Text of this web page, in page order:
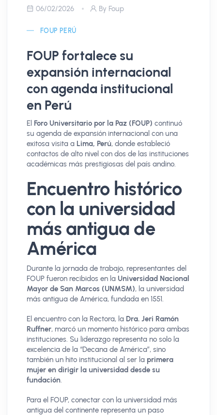
06/02/2026 By Foup
FOUP PERÚ
FOUP fortalece su
expansión internacional
con agenda institucional
en Perú
El Foro Universitario por la Paz (FOUP) continuó
su agenda de expansión internacional con una
exitosa visita a Lima, Perú, donde estableció
contactos de alto nivel con dos de las instituciones
académicas más prestigiosas del país andino.
Encuentro histórico
con la universidad
más antigua de
América
Durante la jornada de trabajo, representantes del
FOUP fueron recibidos en la Universidad Nacional
Mayor de San Marcos (UNMSM), la universidad
más antigua de América, fundada en 1551.
El encuentro con la Rectora, la Dra. Jeri Ramón
Ruffner, marcó un momento histórico para ambas
instituciones. Su liderazgo representa no solo la
excelencia de la “Decana de América”, sino
también un hito institucional al ser la primera
mujer en dirigir la universidad desde su
fundación.
Para el FOUP, conectar con la universidad más
antigua del continente representa un paso